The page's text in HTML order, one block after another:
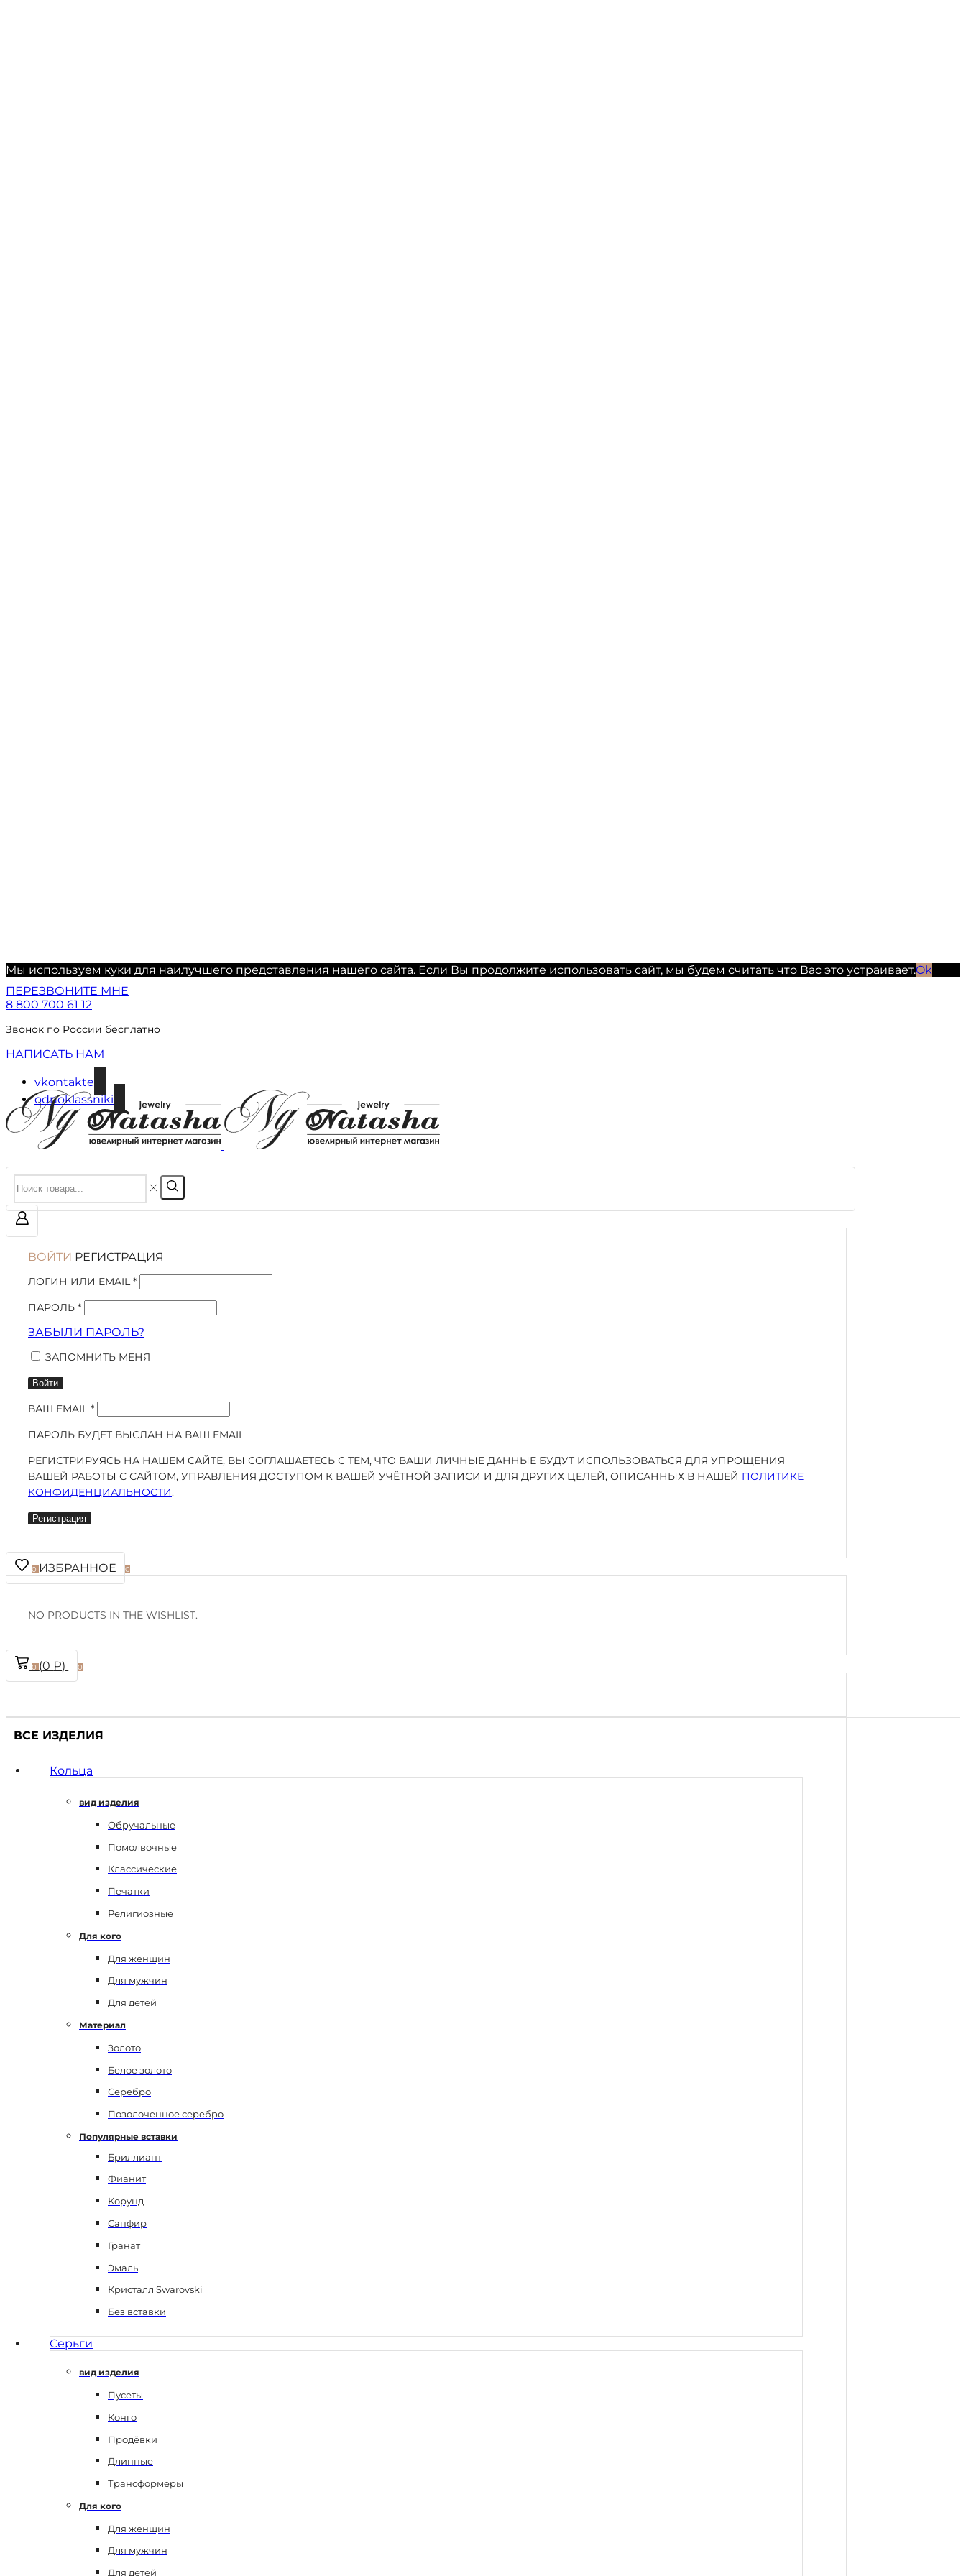
Мы используем куки для наилучшего представления нашего сайта. Если Вы продолжите использовать сайт, мы будем считать что Вас это устраивает.Ok
ПЕРЕЗВОНИТЕ МНЕ
8 800 700 61 12
Звонок по России бесплатно
НАПИСАТЬ НАМ
vkontakte
odnoklassniki
ВОЙТИ РЕГИСТРАЦИЯ
ЛОГИН ИЛИ EMAIL*
ПАРОЛЬ *
ЗАБЫЛИ ПАРОЛЬ?
ЗАПОМНИТЬ МЕНЯ
Войти
ВАШ EMAIL*
ПАРОЛЬ БУДЕТ ВЫСЛАН НА ВАШ EMAIL
РЕГИСТРИРУЯСЬ НА НАШЕМ САЙТЕ, ВЫ СОГЛАШАЕТЕСЬ С ТЕМ, ЧТО ВАШИ ЛИЧНЫЕ ДАННЫЕ БУДУТ ИСПОЛЬЗОВАТЬСЯ ДЛЯ УПРОЩЕНИЯ
ВАШЕЙ РАБОТЫ С САЙТОМ, УПРАВЛЕНИЯ ДОСТУПОМ К ВАШЕЙ УЧЁТНОЙ ЗАПИСИ И ДЛЯ ДРУГИХ ЦЕЛЕЙ, ОПИСАННЫХ В НАШЕЙ ПОЛИТИКЕ
КОНФИДЕНЦИАЛЬНОСТИ.
Регистрация
0 ИЗБРАННОЕ 0
NO PRODUCTS IN THE WISHLIST.
0 (0₽) 0
ВСЕ ИЗДЕЛИЯ
Кольца
вид изделия
Обручальные
Помолвочные
Классические
Печатки
Религиозные
Для кого
Для женщин
Для мужчин
Для детей
Материал
Золото
Белое золото
Серебро
Позолоченное серебро
Популярные вставки
Бриллиант
Фианит
Корунд
Сапфир
Гранат
Эмаль
Кристалл Swarovski
Без вставки
Серьги
вид изделия
Пусеты
Конго
Продёвки
Длинные
Трансформеры
Для кого
Для женщин
Для мужчин
Для детей